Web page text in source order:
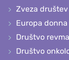
Zveza
Europa donna
Društvo
Društvo